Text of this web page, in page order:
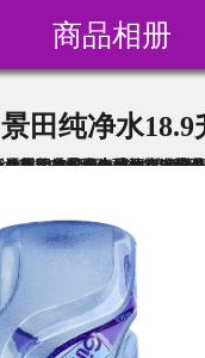
商品相册
景田纯净水18.9